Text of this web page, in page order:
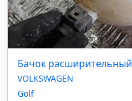
Бачок расширительный
VOLKSWAGEN
Golf